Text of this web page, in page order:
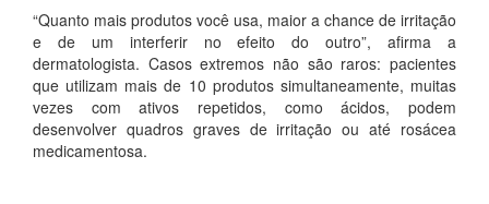
“Quanto mais produtos você usa, maior a chance de irritação
e de um interferir no efeito do outro”, afirma a
dermatologista. Casos extremos não são raros: pacientes
que utilizam mais de 10 produtos simultaneamente, muitas
vezes com ativos repetidos, como ácidos, podem
desenvolver quadros graves de irritação ou até rosácea
medicamentosa.